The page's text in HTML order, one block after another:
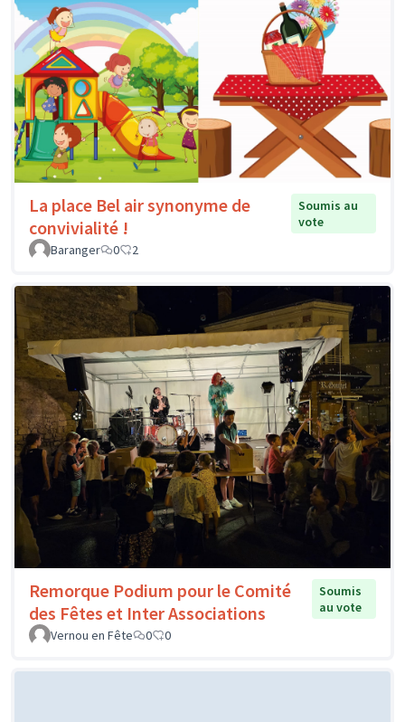
La place Bel air synonyme de
convivialité !
Soumis au
vote
Baranger
0 2
Remorque Podium pour le Comité
des Fêtes et Inter Associations
Soumis
au vote
Vernou en Fête
0 0